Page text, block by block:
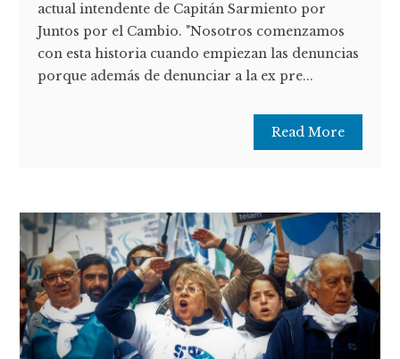
actual intendente de Capitán Sarmiento por
Juntos por el Cambio. "Nosotros comenzamos
con esta historia cuando empiezan las denuncias
porque además de denunciar a la ex pre...
Read More